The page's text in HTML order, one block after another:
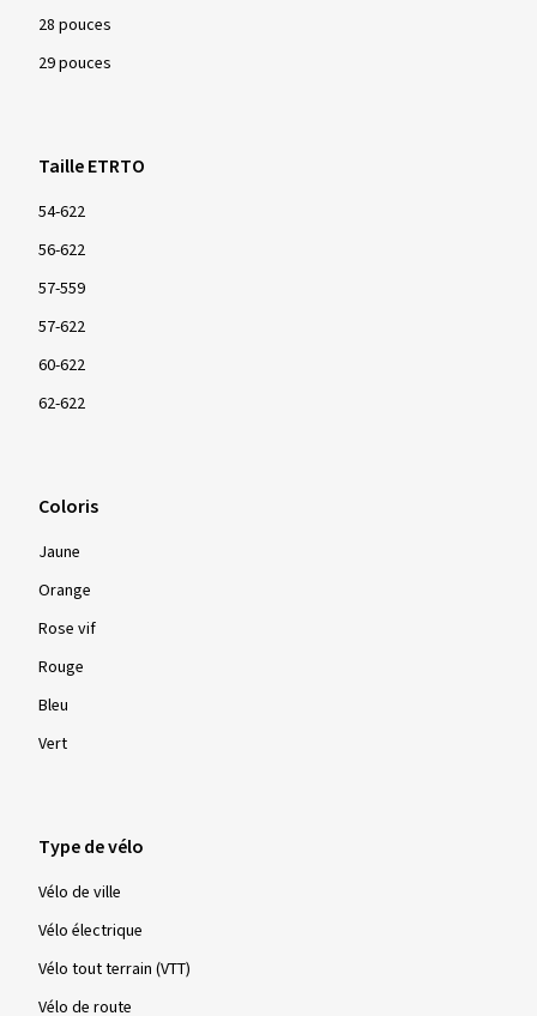
28 pouces
29 pouces
Taille ETRTO
54-622
56-622
57-559
57-622
60-622
62-622
Coloris
Jaune
Orange
Rose vif
Rouge
Bleu
Vert
Type de vélo
Vélo de ville
Vélo électrique
Vélo tout terrain (VTT)
Vélo de route